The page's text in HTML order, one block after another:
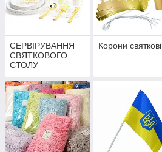
СЕРВІРУВАННЯ
СВЯТКОВОГО
СТОЛУ
Корони святкові